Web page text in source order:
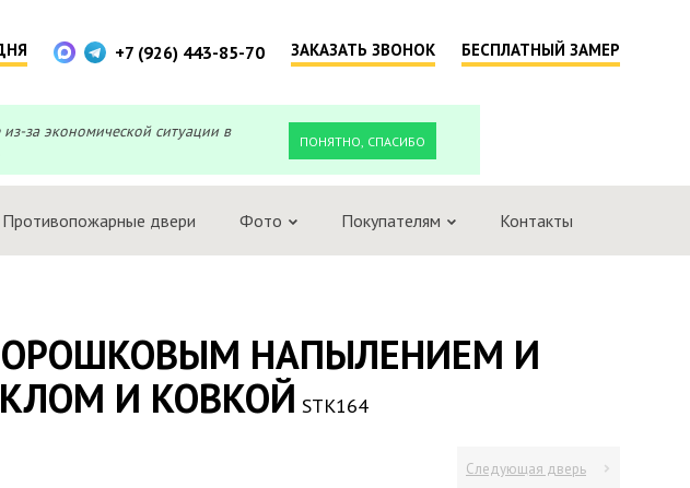
+7 (926) 443-85-70 ЗАКАЗАТЬ ЗВОНОК БЕСПЛАТНЫЙ ЗАМЕР
за экономической ситуации в
ПОНЯТНО, СПАСИБО
Противопожарные двери Фото Покупателям Контакты
НАПЫЛЕНИЕМ И
И КОВКОЙ STK164
Следующая дверь